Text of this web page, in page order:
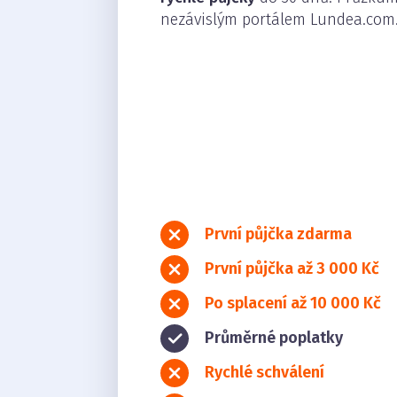
nezávislým portálem
První půjčka zdarma
První půjčka až 3 000 Kč
Po splacení až 10 000 Kč
Průměrné poplatky
Rychlé schválení